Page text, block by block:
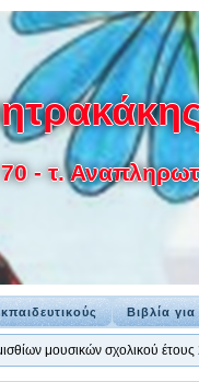
- τ.
Βιβλία
μουσικών σχολικού